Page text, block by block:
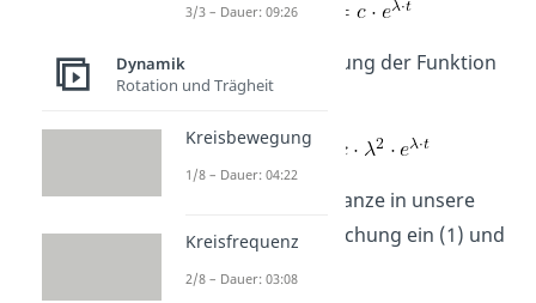
Die zweite Ableitung der Funktion
lautet:
Wir setzen das Ganze in unsere
Schwingungsgleichung ein (1) und
erhalten (2):
3/3 – Dauer: 09:26
Dynamik
Rotation und Trägheit
Kreisbewegung
1/8 – Dauer: 04:22
Kreisfrequenz
2/8 – Dauer: 03:08